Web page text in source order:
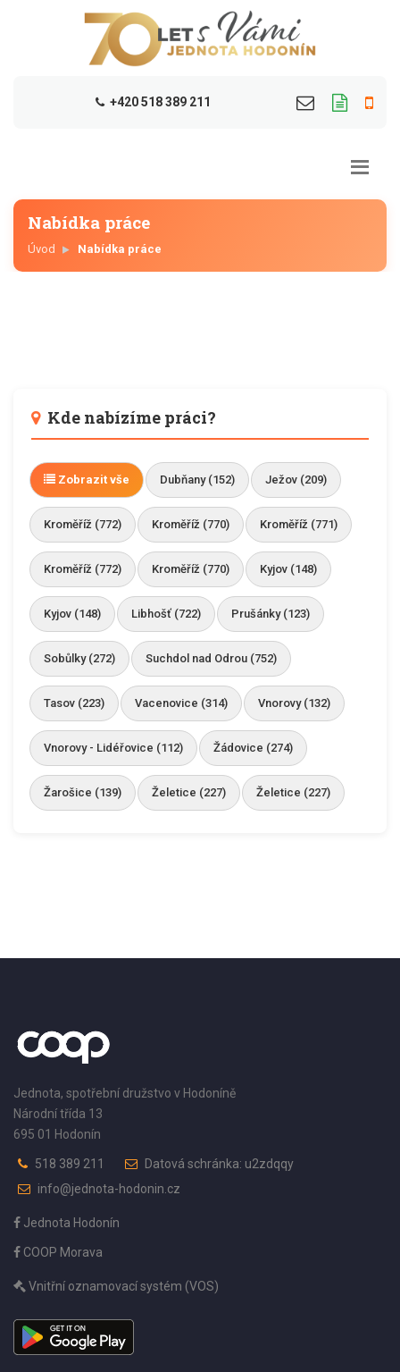
+420 518 389 211
Nabídka práce
Úvod Nabídka práce
Kde nabízíme práci?
Zobrazit vše Dubňany (152) Ježov (209)
Kroměříž (772) Kroměříž (770) Kroměříž (771)
Kroměříž (772) Kroměříž (770) Kyjov (148)
Kyjov (148) Libhošť (722) Prušánky (123)
Sobůlky (272) Suchdol nad Odrou (752)
Tasov (223) Vacenovice (314) Vnorovy (132)
Vnorovy - Lidéřovice (112) Žádovice (274)
Žarošice (139) Želetice (227) Želetice (227)
Jednota, spotřební družstvo v Hodoníně
Národní třída 13
695 01 Hodonín
518 389 211
Datová schránka: u2zdqqy
info@jednota-hodonin.cz
Jednota Hodonín
COOP Morava
Vnitřní oznamovací systém (VOS)